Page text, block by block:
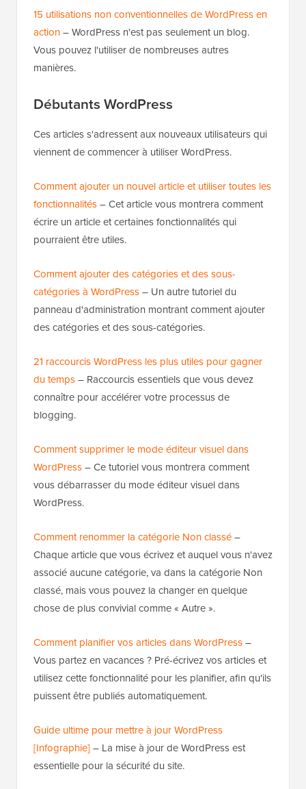
15 utilisations non conventionnelles de WordPress en
action– WordPress n'est pas seulement un blog.
Vous pouvez l'utiliser de nombreuses autres
manières.
Débutants WordPress
Ces articles s'adressent aux nouveaux utilisateurs qui
viennent de commencer à utiliser WordPress.
Comment ajouter un nouvel article et utiliser toutes les
fonctionnalités– Cet article vous montrera comment
écrire un article et certaines fonctionnalités qui
pourraient être utiles.
Comment ajouter des catégories et des sous-
catégories à WordPress– Un autre tutoriel du
panneau d'administration montrant comment ajouter
des catégories et des sous-catégories.
21 raccourcis WordPress les plus utiles pour gagner
du temps– Raccourcis essentiels que vous devez
connaître pour accélérer votre processus de
blogging.
Comment supprimer le mode éditeur visuel dans
WordPress– Ce tutoriel vous montrera comment
vous débarrasser du mode éditeur visuel dans
WordPress.
Comment renommer la catégorie Non classé–
Chaque article que vous écrivez et auquel vous n'avez
associé aucune catégorie, va dans la catégorie Non
classé, mais vous pouvez la changer en quelque
chose de plus convivial comme « Autre ».
Comment planifier vos articles dans WordPress–
Vous partez en vacances ? Pré-écrivez vos articles et
utilisez cette fonctionnalité pour les planifier, afin qu'ils
puissent être publiés automatiquement.
Guide ultime pour mettre à jour WordPress
[Infographie] – La mise à jour de WordPress est
essentielle pour la sécurité du site.